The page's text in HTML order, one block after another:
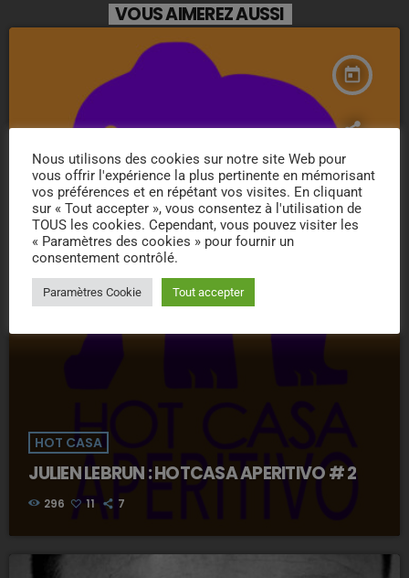
VOUS AIMEREZ AUSSI
today
HOT CASA
JULIEN LEBRUN : HOTCASA APERITIVO # 2
296 11 7
Nous utilisons des cookies sur notre site Web pour
vous offrir l'expérience la plus pertinente en mémorisant
vos préférences et en répétant vos visites. En cliquant
sur « Tout accepter », vous consentez à l'utilisation de
TOUS les cookies. Cependant, vous pouvez visiter les
« Paramètres des cookies » pour fournir un
consentement contrôlé.
Paramètres Cookie Tout accepter